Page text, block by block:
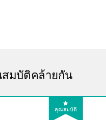
มบัติคล้ายกัน
คุณสมบัติ